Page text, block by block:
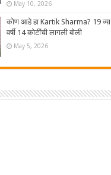
May 10, 2026
कोण आहे हा Kartik Sharma? 19 व्या
वर्षी 14 कोटींची लागली बोली
May 5, 2026